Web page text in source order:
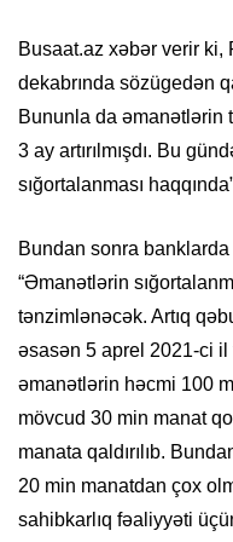
Busaat.az xəbər verir
dekabrında sözügedən
Bununla da əmanətlərin
3 ay artırılmışdı. Bu
sığortalanması
Bundan sonra banklarda
“Əmanətlərin
tənzimlənəcək. Artıq
əsasən 5 aprel 2021-ci il
əmanətlərin həcmi 100
mövcud 30 min manat
manata qaldırılıb.
20 min manatdan çox
sahibkarlıq fəaliyyəti